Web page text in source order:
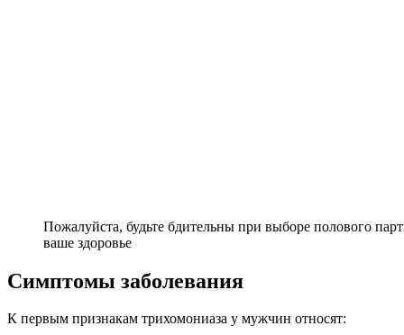
Пожалуйста, будьте бдительны при выборе полового
ваше здоровье
Симптомы заболевания
К первым признакам трихомониаза у мужчин относят: